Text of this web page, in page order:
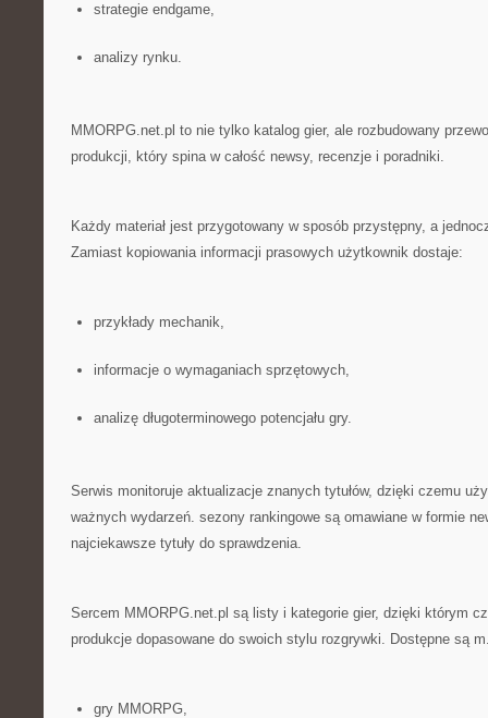
strategie endgame,
analizy rynku.
MMORPG.net.pl to nie tylko katalog gier, ale rozbudowany
produkcji, który spina w całość newsy, recenzje i poradniki.
Każdy materiał jest przygotowany w sposób przystępny, a
Zamiast kopiowania informacji prasowych użytkownik dostaje:
przykłady mechanik,
informacje o wymaganiach sprzętowych,
analizę długoterminowego potencjału gry.
Serwis monitoruje aktualizacje znanych tytułów, dzięki czemu
ważnych wydarzeń. sezony rankingowe są omawiane w formie
najciekawsze tytuły do sprawdzenia.
Sercem MMORPG.net.pl są listy i kategorie gier, dzięki którym
produkcje dopasowane do swoich stylu rozgrywki. Dostępne są
gry MMORPG,